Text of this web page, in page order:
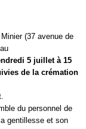
(37 avenue de
5 juillet à 15
de la crémation
du personnel de
gentillesse et son